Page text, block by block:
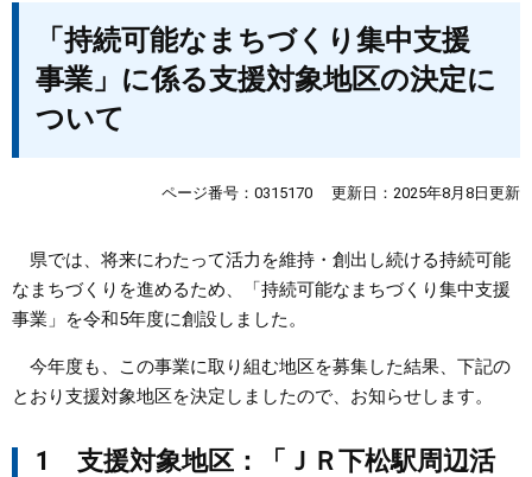
くらし・環境
健康・福祉
教育・文化・スポーツ
しごと・産業・観光
まちづくり
県政情報
「持続可能なまちづくり集中支援
事業」に係る支援対象地区の決定に
ついて
ページ番号：0315170 更新日：2025年8月8日更新
県では、将来にわたって活力を維持・創出し続ける持続可能
なまちづくりを進めるため、「持続可能なまちづくり集中支援
事業」を令和5年度に創設しました。
今年度も、この事業に取り組む地区を募集した結果、下記の
とおり支援対象地区を決定しましたので、お知らせします。
1 支援対象地区：「ＪＲ下松駅周辺活